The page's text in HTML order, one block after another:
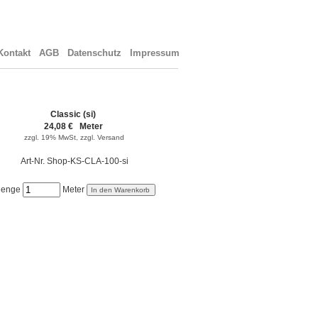
AGB Datenschutz Impressum
Classic (si)
24,08 € Meter
zzgl. 19% MwSt, zzgl. Versand
Art-Nr. Shop-KS-CLA-100-si
Meter